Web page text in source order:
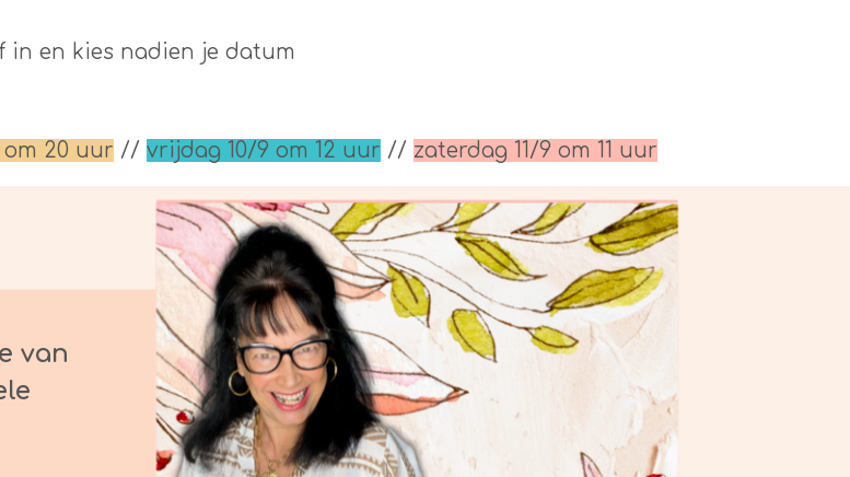
in en kies nadien je datum
20 uur // vrijdag 10/9 om 12 uur // zaterdag 11/9 om 11 uur
van